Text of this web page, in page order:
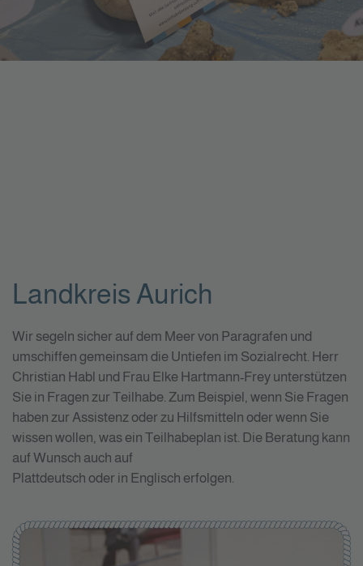
Landkreis Aurich
Wir segeln sicher auf dem Meer von Paragrafen und
umschiffen gemeinsam die Untiefen im Sozialrecht. Herr
Christian Habl und Frau Elke Hartmann-Frey unterstützen
Sie in Fragen zur Teilhabe. Zum Beispiel, wenn Sie Fragen
haben zur Assistenz oder zu Hilfsmitteln oder wenn Sie
wissen wollen, was ein Teilhabeplan ist. Die Beratung kann
auf Wunsch auch auf
Plattdeutsch oder in Englisch erfolgen.